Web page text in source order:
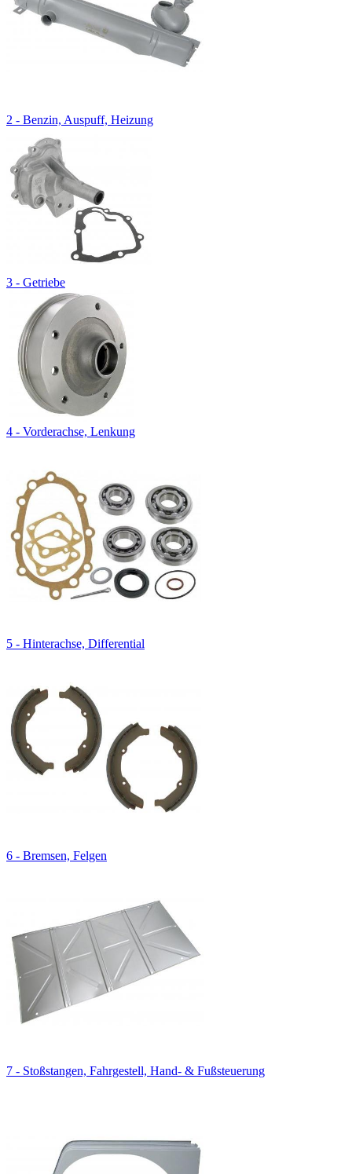
2 - Benzin, Auspuff, Heizung
3 - Getriebe
4 - Vorderachse, Lenkung
5 - Hinterachse, Differential
6 - Bremsen, Felgen
7 - Stoßstangen, Fahrgestell, Hand- & Fußsteuerung